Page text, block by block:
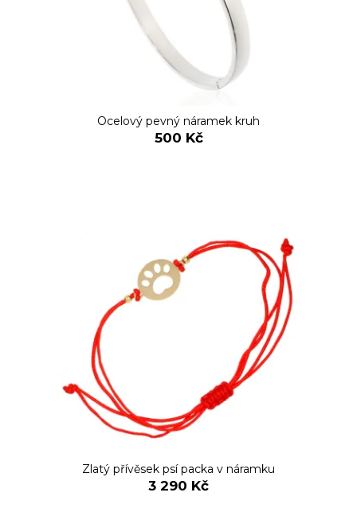
Ocelový pevný náramek kruh
500 Kč
Zlatý přívěsek psí packa v náramku
3 290 Kč